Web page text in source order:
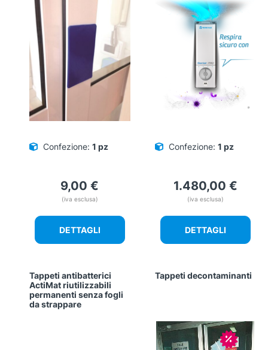
Confezione: 1 pz
9,00 €
(iva esclusa)
DETTAGLI
Confezione: 1 pz
1.480,00 €
(iva esclusa)
DETTAGLI
Tappeti antibatterici
ActiMat riutilizzabili
permanenti senza fogli
da strappare
Tappeti decontaminanti
In